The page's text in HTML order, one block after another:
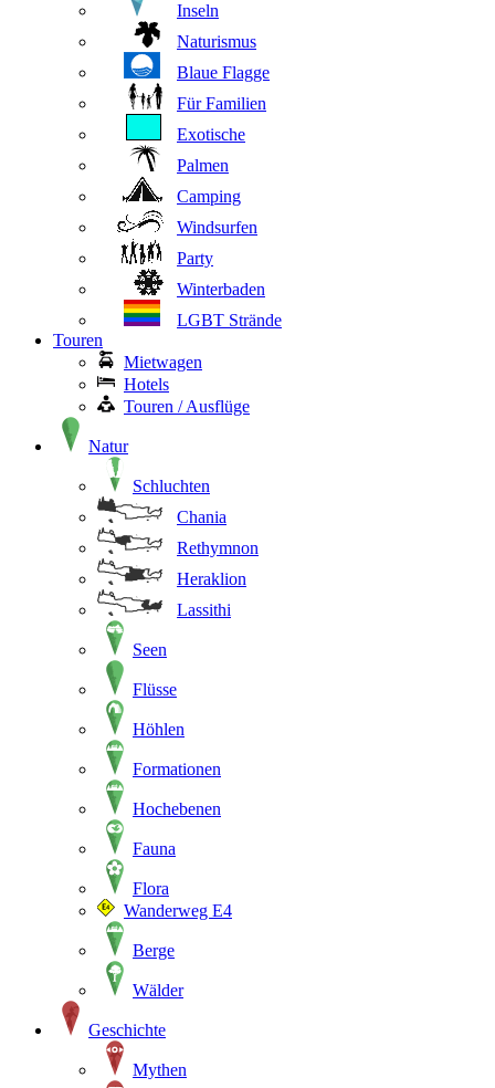
Inseln
Naturismus
Blaue Flagge
Für Familien
Exotische
Palmen
Camping
Windsurfen
Party
Winterbaden
LGBT Strände
Touren
Mietwagen
Hotels
Touren / Ausflüge
Natur
Schluchten
Chania
Rethymnon
Heraklion
Lassithi
Seen
Flüsse
Höhlen
Formationen
Hochebenen
Fauna
Flora
Wanderweg E4
Berge
Wälder
Geschichte
Mythen